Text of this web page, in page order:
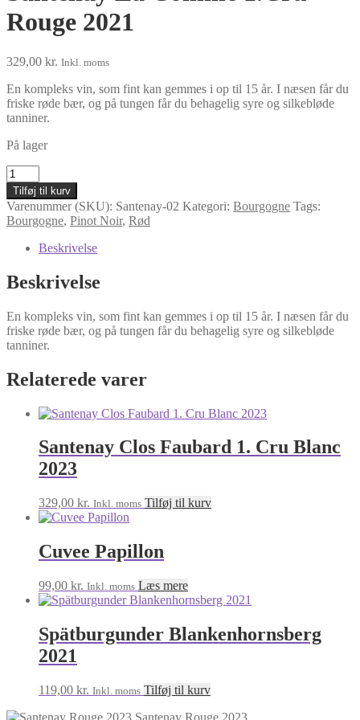
Rouge 2021
329,00 kr. Inkl. moms
En kompleks vin, som fint kan gemmes i op til 15 år. I næsen får du
friske røde bær, og på tungen får du behagelig syre og silkebløde
tanniner.
På lager
Santenay
La
Comme
1.Cru
Rouge
2021
Tilføj til kurv
Varenummer (SKU): Santenay-02 Kategori: Bourgogne Tags:
Bourgogne, Pinot Noir, Rød
Beskrivelse
Beskrivelse
En kompleks vin, som fint kan gemmes i op til 15 år. I næsen får du
friske røde bær, og på tungen får du behagelig syre og silkebløde
tanniner.
Relaterede varer
Santenay Clos Faubard 1. Cru Blanc
2023
329,00 kr. Inkl. moms Tilføj til kurv
Cuvee Papillon
99,00 kr. Inkl. moms Læs mere
Spätburgunder Blankenhornsberg
2021
119,00 kr. Inkl. moms Tilføj til kurv
Santenay Rouge 2023